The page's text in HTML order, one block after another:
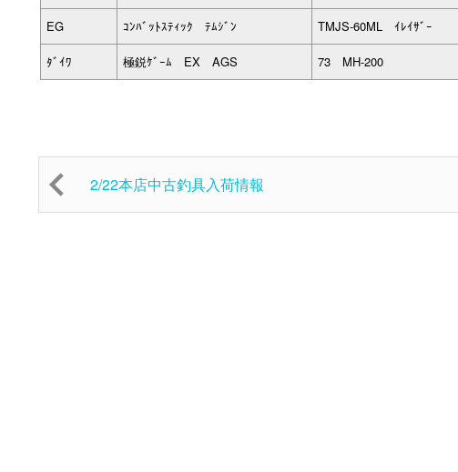
EG ｺﾝﾊﾞｯﾄｽﾃｨｯｸ ﾃﾑｼﾞﾝ TMJS-60ML ｲﾚｲｻﾞｰ
ﾀﾞｲﾜ 極鋭ｹﾞｰﾑ EX AGS 73 MH-200
2/22本店中古釣具入荷情報